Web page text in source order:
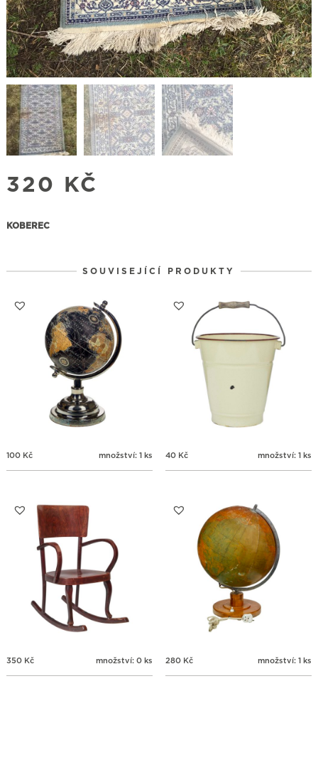
320 KČ
KOBEREC
SOUVISEJÍCÍ PRODUKTY
100 Kč množství: 1 ks 40 Kč množství: 1 ks
350 Kč množství: 0 ks 280 Kč množství: 1 ks